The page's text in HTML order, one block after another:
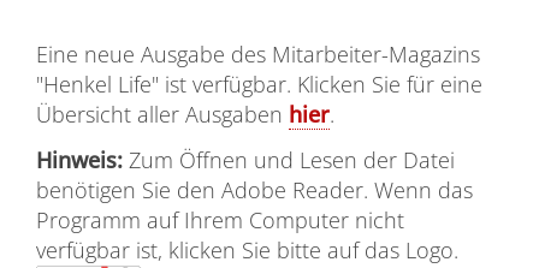
Eine neue Ausgabe des Mitarbeiter-Magazins
"Henkel Life" ist verfügbar. Klicken Sie für eine
Übersicht aller Ausgaben hier.
Hinweis: Zum Öffnen und Lesen der Datei
benötigen Sie den Adobe Reader. Wenn das
Programm auf Ihrem Computer nicht
verfügbar ist, klicken Sie bitte auf das Logo.